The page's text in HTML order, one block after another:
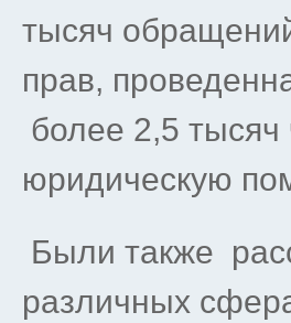
тысяч
прав,
более 2,5
юридическую
Были также
различных